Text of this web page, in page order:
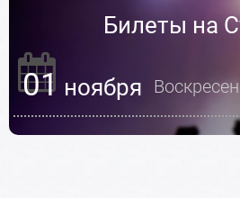
Билеты на
01 ноября